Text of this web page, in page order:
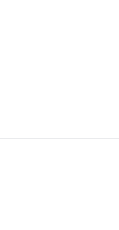
Stop con P/U 2000mm